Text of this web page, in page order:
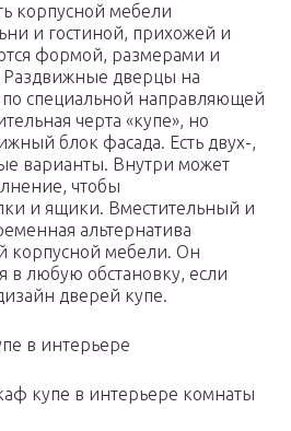
корпусной мебели
и гостиной, прихожей и
формой, размерами и
Раздвижные дверцы на
специальной направляющей
черта «купе», но
блок фасада. Есть двух-,
варианты. Внутри может
чтобы
и ящики. Вместительный и
альтернатива
корпусной мебели. Он
в любую обстановку, если
дверей купе.
в интерьере
купе в интерьере комнаты